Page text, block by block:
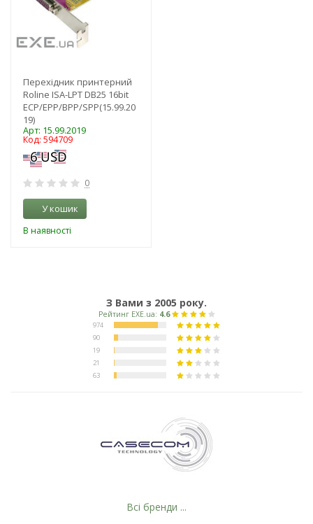
Перехідник принтерний
Roline ISA-LPT DB25 16bit
ECP/EPP/BPP/SPP(15.99.20
19)
Арт: 15.99.2019
Код: 594709
0
У кошик
В наявності
З Вами з 2005 року.
Всі бренди ...